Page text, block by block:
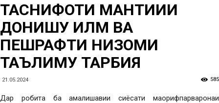
ТАСНИФОТИ МАНТИҚИИ
ДОНИШУ ИЛМ ВА
ПЕШРАФТИ НИЗОМИ
ТАЪЛИМУ ТАРБИЯ
21.05.2024 585
Дар робита ба амалишавии сиёсати маорифпарваронаи